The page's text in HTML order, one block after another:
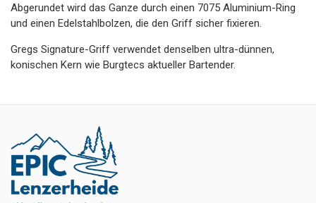
Abgerundet wird das Ganze durch einen 7075 Aluminium-Ring
und einen Edelstahlbolzen, die den Griff sicher fixieren.
Gregs Signature-Griff verwendet denselben ultra-dünnen,
konischen Kern wie Burgtecs aktueller Bartender.